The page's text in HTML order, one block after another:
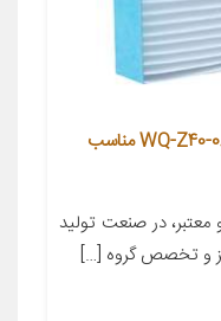
فیلتر کابین فیلتر دم مدل ساده کد WQ-Z40-080 مناسب
در صنعت تولید
و تخصص گروه […]